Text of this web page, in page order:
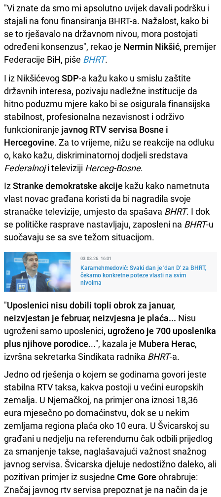
"Vi znate da smo mi apsolutno uvijek davali podršku i
stajali na fonu finansiranja BHRT-a. Nažalost, kako bi
se to rješavalo na državnom nivou, mora postojati
određeni konsenzus", rekao je Nermin Nikšić, premijer
Federacije BiH, piše BHRT.
I iz Nikšićevog SDP-a kažu kako u smislu zaštite
državnih interesa, pozivaju nadležne institucije da
hitno poduzmu mjere kako bi se osigurala finansijska
stabilnost, profesionalna nezavisnost i održivo
funkcioniranje javnog RTV servisa Bosne i
Hercegovine. Za to vrijeme, nižu se reakcije na odluku
o, kako kažu, diskriminatornoj dodjeli sredstava
Federalnoji televiziji Herceg-Bosne.
IzStranke demokratske akcije kažu kako nametnuta
vlast novac građana koristi da bi nagradila svoje
stranačke televizije, umjesto da spašava BHRT. I dok
se političke rasprave nastavljaju, zaposleni na BHRT-u
suočavaju se sa sve težom situacijom.
03.03.26. 16:01
Karamehmedović: Svaki dan je 'dan D' za BHRT,
čekamo konkretne poteze vlasti na svim
nivoima
"Uposlenici nisu dobili topli obrok za januar,
neizvjestan je februar, neizvjesna je plaća... Nisu
ugroženi samo uposlenici, ugroženo je 700 uposlenika
plus njihove porodice...", kazala je Mubera Herac,
izvršna sekretarka Sindikata radnika BHRT-a.
Jedno od rješenja o kojem se godinama govori jeste
stabilna RTV taksa, kakva postoji u većini europskih
zemalja. U Njemačkoj, na primjer ona iznosi 18,36
eura mjesečno po domaćinstvu, dok se u nekim
zemljama regiona plaća oko 10 eura. U Švicarskoj su
građani u nedjelju na referendumu čak odbili prijedlog
za smanjenje takse, naglašavajući važnost snažnog
javnog servisa. Švicarska djeluje nedostižno daleko, ali
pozitivan primjer iz susjedne Crne Gore ohrabruje:
Značaj javnog rtv servisa prepoznat je na način da je